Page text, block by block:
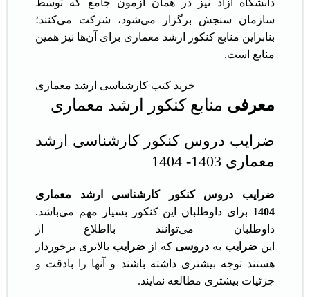
سازمان سنجش برگزار می‌شود، شرکت می‌کنند؛
بنابراین منابع کنکور ارشد معماری برای آن‌ها نیز همین
منابع است.
خرید کتب کارشناسی ارشد معماری
معرفی منابع کنکور ارشد معماری
ضرایب دروس کنکور کارشناسی ارشد
معماری 1403- 1404
ضرایب دروس کنکور کارشناسی ارشد معماری
1404 برای داوطلبان این کنکور بسیار مهم می‌باشد.
داوطلبان می‌توانند بااطلاع از
این ضرایب به دروسی که از ضرایب بالاتری برخوردار
هستند توجه بیشتری داشته باشند و آنها را بادقت و
جزئیات بیشتری مطالعه نمایند.